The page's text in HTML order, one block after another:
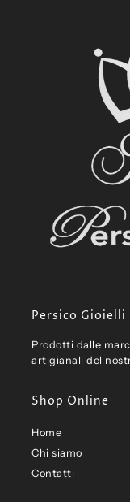
Persico Gioielli
Prodotti dalle
artigianali del
Shop Online
Home
Chi siamo
Contatti